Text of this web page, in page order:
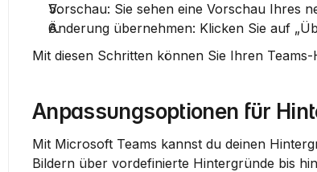
Vorschau: Sie sehen eine Vorschau Ihres
Änderung übernehmen: Klicken Sie auf
Mit diesen Schritten können Sie Ihren
Anpassungsoptionen für
Mit Microsoft Teams kannst du deinen
Bildern über vordefinierte Hintergründe bis